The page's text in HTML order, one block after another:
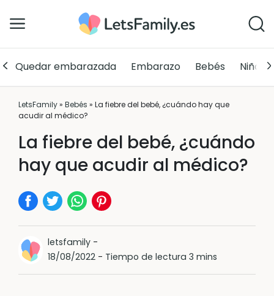
Quedar embarazada Embarazo Bebés Niños
LetsFamily» Bebés » La fiebre del bebé, ¿cuándo hay que
acudir al médico?
La fiebre del bebé, ¿cuándo
hay que acudir al médico?
letsfamily -
18/08/2022 - Tiempo de lectura 3 mins